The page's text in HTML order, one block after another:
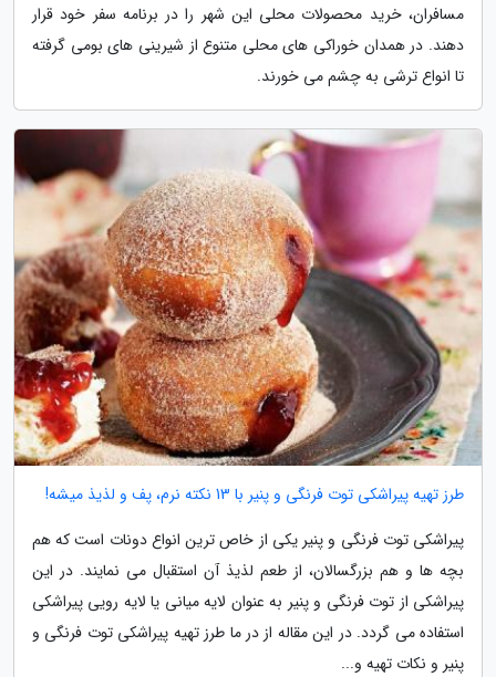
مسافران، خرید محصولات محلی این شهر را در برنامه سفر خود قرار
دهند. در همدان خوراکی های محلی متنوع از شیرینی های بومی گرفته
تا انواع ترشی به چشم می خورند.
طرز تهیه پیراشکی توت فرنگی و پنیر با 13 نکته نرم، پف و لذیذ میشه!
پیراشکی توت فرنگی و پنیر یکی از خاص ترین انواع دونات است که هم
بچه ها و هم بزرگسالان، از طعم لذیذ آن استقبال می نمایند. در این
پیراشکی از توت فرنگی و پنیر به عنوان لایه میانی یا لایه رویی پیراشکی
استفاده می گردد. در این مقاله از در ما طرز تهیه پیراشکی توت فرنگی و
پنیر و نکات تهیه و...